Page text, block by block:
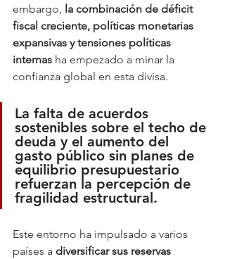
embargo, la combinación de déficit
fiscal creciente, políticas monetarias
expansivas y tensiones políticas
internas ha empezado a minar la
confianza global en esta divisa.
La falta de acuerdos
sostenibles sobre el techo de
deuda y el aumento del
gasto público sin planes de
equilibrio presupuestario
refuerzan la percepción de
fragilidad estructural.
Este entorno ha impulsado a varios
países a diversificar sus reservas